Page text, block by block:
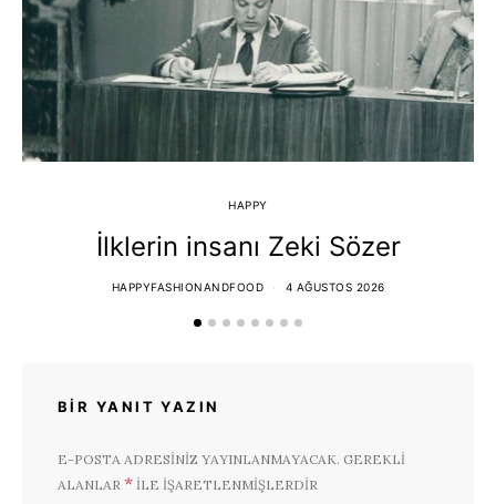
HAPPY
İlklerin insanı Zeki Sözer
HAPPYFASHIONANDFOOD 4 AĞUSTOS 2026
BIR YANIT YAZIN
E-POSTA ADRESINIZ YAYINLANMAYACAK. GEREKLI
ALANLAR * ILE IŞARETLENMIŞLERDIR